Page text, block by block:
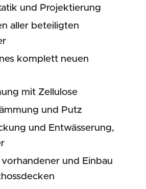
und Projektierung
aller beteiligten
komplett neuen
mit Zellulose
und Putz
und Entwässerung,
und Einbau